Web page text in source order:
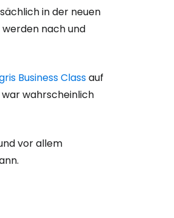
in der neuen
werden nach und
Business Classauf
wahrscheinlich
vor allem